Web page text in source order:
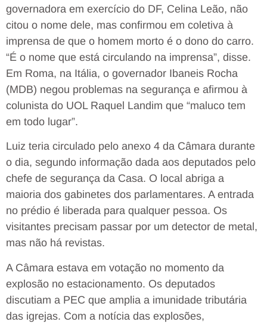
governadora em exercício do DF, Celina Leão, não
citou o nome dele, mas confirmou em coletiva à
imprensa de que o homem morto é o dono do carro.
“É o nome que está circulando na imprensa”, disse.
Em Roma, na Itália, o governador Ibaneis Rocha
(MDB) negou problemas na segurança e afirmou à
colunista do UOL Raquel Landim que “maluco tem
em todo lugar”.
Luiz teria circulado pelo anexo 4 da Câmara durante
o dia, segundo informação dada aos deputados pelo
chefe de segurança da Casa. O local abriga a
maioria dos gabinetes dos parlamentares. A entrada
no prédio é liberada para qualquer pessoa. Os
visitantes precisam passar por um detector de metal,
mas não há revistas.
A Câmara estava em votação no momento da
explosão no estacionamento. Os deputados
discutiam a PEC que amplia a imunidade tributária
das igrejas. Com a notícia das explosões,